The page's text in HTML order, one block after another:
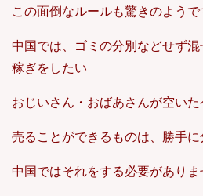
この面倒なルールも驚きのようで
中国では、ゴミの分別などせず
稼ぎをしたい
おじいさん・おばあさんが空い
売ることができるものは、勝手
中国ではそれをする必要があり